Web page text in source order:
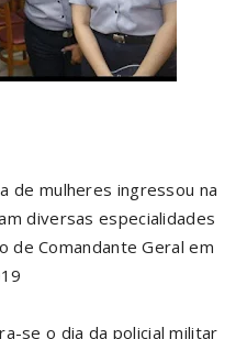
de mulheres ingressou na
diversas especialidades
de Comandante Geral em
se o dia da policial militar